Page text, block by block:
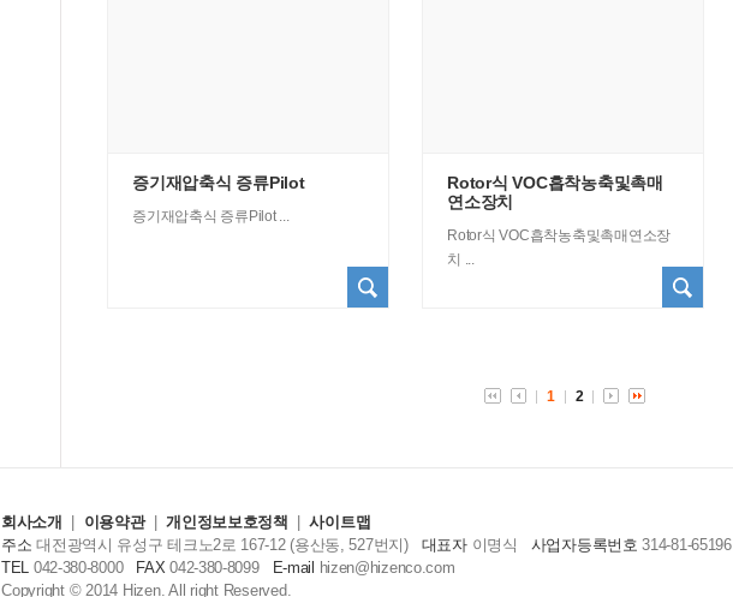
증기재압축식 증류Pilot
증기재압축식 증류Pilot ...
Rotor식 VOC흡착농축및촉매
연소장치
Rotor식 VOC흡착농축및촉매연소장
치 ...
1 2
회사소개 이용약관|개인정보보호정책 |사이트맵
주소 대전광역시 유성구 테크노2로 167-12 (용산동, 527번지) 대표자이명식 사업자등록번호 314-81-65196
TEL 042-380-8000 FAX042-380-8099 E-mail
hizen@hizenco.com
Copyright © 2014 Hizen. All right Reserved.